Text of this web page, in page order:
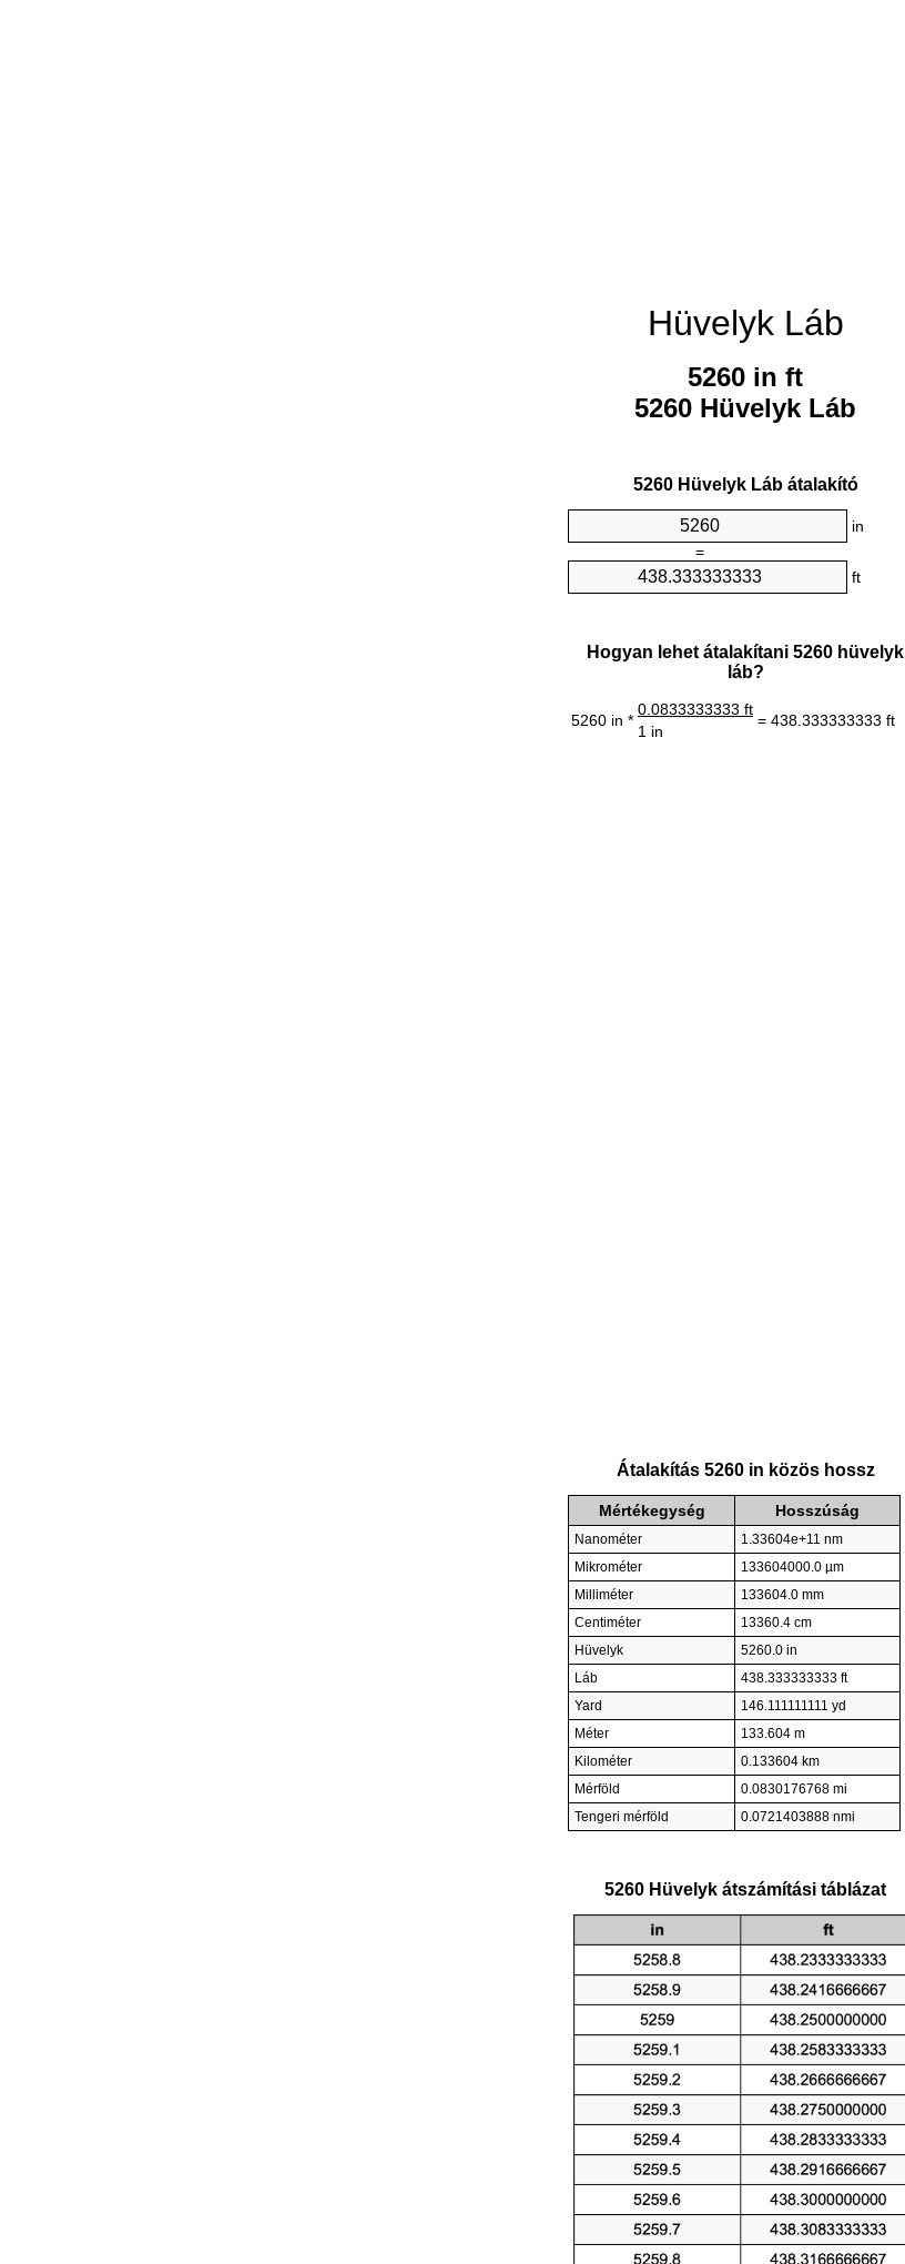
Hüvelyk Láb
5260 in ft
5260 Hüvelyk Láb
5260 Hüvelyk Láb átalakító
in
=
ft
Hogyan lehet átalakítani 5260 hüvelyk
láb?
5260 in *
0.0833333333 ft
= 438.333333333 ft
1 in
Átalakítás 5260 in közös hossz
Mértékegység Hosszúság
Nanométer
1.33604e+11 nm
Mikrométer
133604000.0 µm
Milliméter
133604.0 mm
Centiméter
13360.4 cm
Hüvelyk
5260.0 in
Láb
438.333333333 ft
Yard
146.111111111 yd
Méter
133.604 m
Kilométer
0.133604 km
Mérföld
0.0830176768 mi
Tengeri mérföld
0.0721403888 nmi
5260 Hüvelyk átszámítási táblázat